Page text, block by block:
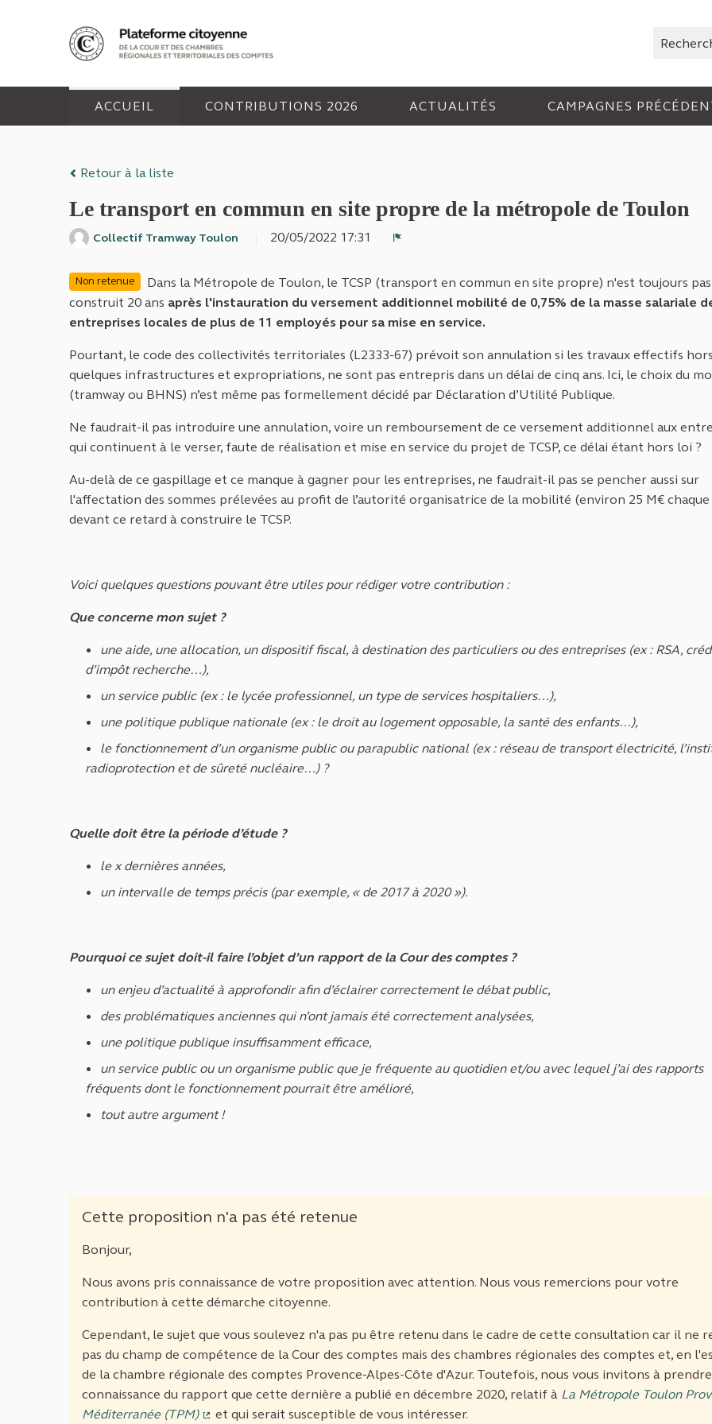
Rechercher
ACCUEIL CONTRIBUTIONS 2026 ACTUALITÉS CAMPAGNES
Retour à la liste
Le transport en commun en site propre de la métropole de Toulon
Collectif Tramway Toulon
20/05/2022 17:31
Non retenue
Dans la Métropole de Toulon, le TCSP (transport en commun en site propre) n'est toujours pas
construit 20 ans après l'instauration du versement additionnel mobilité de 0,75% de la masse salariale
entreprises locales de plus de 11 employés pour sa mise en service.
Pourtant, le code des collectivités territoriales (L2333-67) prévoit son annulation si les travaux effectifs hors
quelques infrastructures et expropriations, ne sont pas entrepris dans un délai de cinq ans. Ici, le choix du
(tramway ou BHNS) n’est même pas formellement décidé par Déclaration d’Utilité Publique.
Ne faudrait-il pas introduire une annulation, voire un remboursement de ce versement additionnel aux
qui continuent à le verser, faute de réalisation et mise en service du projet de TCSP, ce délai étant hors loi ?
Au-delà de ce gaspillage et ce manque à gagner pour les entreprises, ne faudrait-il pas se pencher aussi sur
l'affectation des sommes prélevées au profit de l’autorité organisatrice de la mobilité (environ 25 M€ chaque
devant ce retard à construire le TCSP.
Voici quelques questions pouvant être utiles pour rédiger votre contribution :
Que concerne mon sujet ?
une aide, une allocation, un dispositif fiscal, à destination des particuliers ou des entreprises (ex : RSA,
d’impôt recherche…),
un service public (ex : le lycée professionnel, un type de services hospitaliers…),
une politique publique nationale (ex : le droit au logement opposable, la santé des enfants…),
le fonctionnement d’un organisme public ou parapublic national (ex : réseau de transport électricité,
radioprotection et de sûreté nucléaire…) ?
Quelle doit être la période d’étude ?
le x dernières années,
un intervalle de temps précis (par exemple, « de 2017 à 2020 »).
Pourquoi ce sujet doit-il faire l’objet d’un rapport de la Cour des comptes ?
un enjeu d’actualité à approfondir afin d’éclairer correctement le débat public,
des problématiques anciennes qui n’ont jamais été correctement analysées,
une politique publique insuffisamment efficace,
un service public ou un organisme public que je fréquente au quotidien et/ou avec lequel j’ai des rapports
fréquents dont le fonctionnement pourrait être amélioré,
tout autre argument !
Cette proposition n'a pas été retenue
Bonjour,
Nous avons pris connaissance de votre proposition avec attention. Nous vous remercions pour votre
contribution à cette démarche citoyenne.
Cependant, le sujet que vous soulevez n'a pas pu être retenu dans le cadre de cette consultation car il ne
pas du champ de compétence de la Cour des comptes mais des chambres régionales des comptes et, en
de la chambre régionale des comptes Provence-Alpes-Côte d'Azur. Toutefois, nous vous invitons à prendre
connaissance du rapport que cette dernière a publié en décembre 2020, relatif à La Métropole Toulon
Méditerranée (TPM)
et qui serait susceptible de vous intéresser.